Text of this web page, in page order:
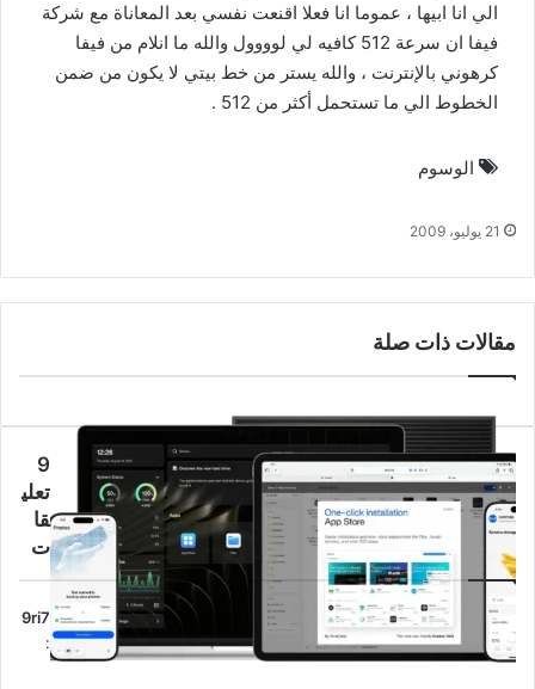
الي انا ابيها ، عموما انا فعلا اقنعت نفسي بعد المعاناة مع شركة
فيفا ان سرعة 512 كافيه لي لوووول والله ما انلام من فيفا
كرهوني بالإنترنت ، والله يستر من خط بيتي لا يكون من ضمن
الخطوط الي ما تستحمل أكثر من 512 .
الوسوم
21 يوليو، 2009
مقالات ذات صلة
‫9
تعلي
قا
ت
ي
ق
9ri7
: